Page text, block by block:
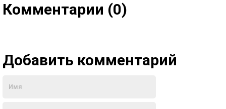
Комментарии (0)
Добавить комментарий